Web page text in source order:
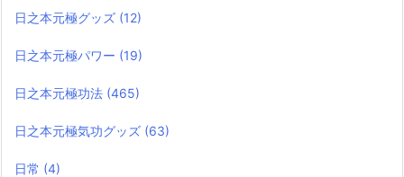
日之本元極グッズ (12)
日之本元極パワー (19)
日之本元極功法 (465)
日之本元極気功グッズ (63)
日常 (4)